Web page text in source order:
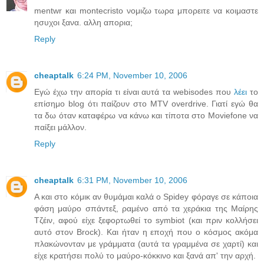
mentwr και montecristo νομιζω τωρα μπορειτε να κοιμαστε
ησυχοι ξανα. αλλη απορια;
Reply
cheaptalk 6:24 PM, November 10, 2006
Εγώ έχω την απορία τι είναι αυτά τα webisodes πουλέει το
επίσημο blog ότι παίζουν στο MTV overdrive. Γιατί εγώ θα
τα δω όταν καταφέρω να κάνω και τίποτα στο Moviefone να
παίξει μάλλον.
Reply
cheaptalk 6:31 PM, November 10, 2006
Α και στο κόμικ αν θυμάμαι καλά ο Spidey φόραγε σε κάποια
φάση μαύρο σπάντεξ, ραμένο από τα χεράκια της Μαίρης
Τζέιν, αφού είχε ξεφορτωθεί το symbiot (και πριν κολλήσει
αυτό στον Brock). Και ήταν η εποχή που ο κόσμος ακόμα
πλακώνονταν με γράμματα (αυτά τα γραμμένα σε χαρτί) και
είχε κρατήσει πολύ το μαύρο-κόκκινο και ξανά απ' την αρχή.